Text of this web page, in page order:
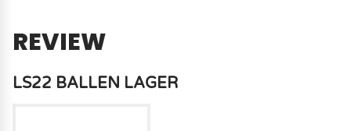
REVIEW
LS22 BALLEN LAGER